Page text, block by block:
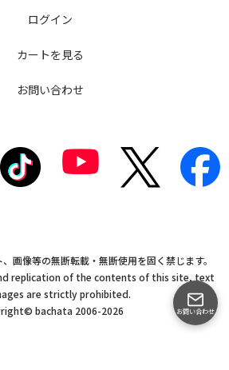
お問い合わせ
ログイン
カートを見る
お問い合わせ
画像等の無断転載・無断使用を固く禁じます。
replication of the contents of this site, text
are strictly prohibited.
bachata 2006-2026